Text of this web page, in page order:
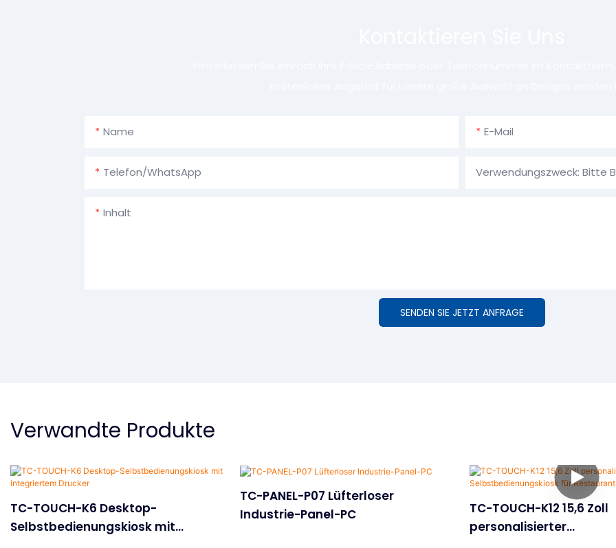
Name E-Mail
Telefon/WhatsApp
Inhalt
SENDEN SIE JETZT ANFRAGE
Verwandte Produkte
TC-TOUCH-K6 Desktop-
Selbstbedienungskiosk mit
TC-PANEL-P07 Lüfterloser
Industrie-Panel-PC
TC-TOUCH-K12 15,6 Zoll
personalisierter